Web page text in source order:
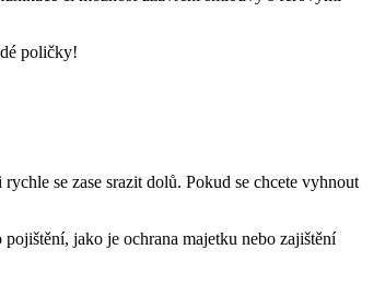
poličky!
se zase srazit dolů. Pokud se chcete vyhnout
jako je ochrana majetku nebo zajištění